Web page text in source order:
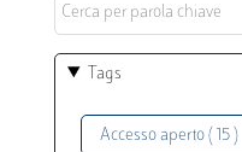
Tags
Accesso aperto ( 15 )